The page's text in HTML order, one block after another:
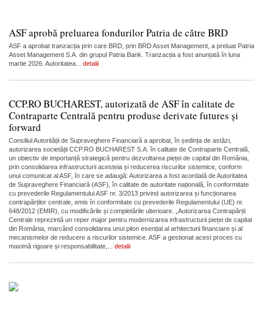
ASF aprobă preluarea fondurilor Patria de către BRD
ASF a aprobat tranzacția prin care BRD, prin BRD Asset Management, a preluat Patria
Asset Management S.A. din grupul Patria Bank. Tranzacția a fost anunțată în luna
martie 2026. Autoritatea... detalii
CCP.RO BUCHAREST, autorizată de ASF în calitate de
Contraparte Centrală pentru produse derivate futures și
forward
Consiliul Autorității de Supraveghere Financiară a aprobat, în ședința de astăzi,
autorizarea societății CCP.RO BUCHAREST S.A. în calitate de Contraparte Centrală,
un obiectiv de importanță strategică pentru dezvoltarea pieței de capital din România,
prin consolidarea infrastructurii acesteia și reducerea riscurilor sistemice, conform
unui comunicat al ASF, în care se adaugă: Autorizarea a fost acordată de Autoritatea
de Supraveghere Financiară (ASF), în calitate de autoritate națională, în conformitate
cu prevederile Regulamentului ASF nr. 3/2013 privind autorizarea și funcționarea
contrapărților centrale, emis în conformitate cu prevederile Regulamentului (UE) nr.
648/2012 (EMIR), cu modificările și completările ulterioare. „Autorizarea Contrapărții
Centrale reprezintă un reper major pentru modernizarea infrastructurii pieței de capital
din România, marcând consolidarea unui pilon esențial al arhitecturii financiare și al
mecanismelor de reducere a riscurilor sistemice. ASF a gestionat acest proces cu
maximă rigoare și responsabilitate,... detalii